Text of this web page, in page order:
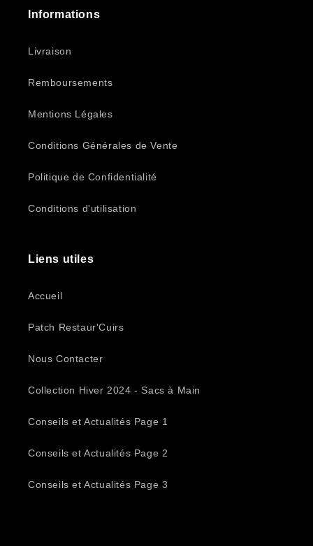
Informations
Livraison
Remboursements
Mentions Légales
Conditions Générales de Vente
Politique de Confidentialité
Conditions d'utilisation
Liens utiles
Accueil
Patch Restaur'Cuirs
Nous Contacter
Collection Hiver 2024 - Sacs à Main
Conseils et Actualités Page 1
Conseils et Actualités Page 2
Conseils et Actualités Page 3